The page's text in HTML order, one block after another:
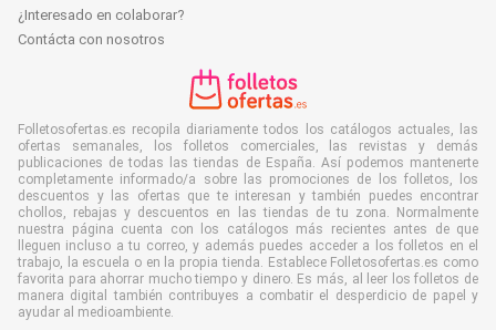
¿Interesado en colaborar?
Contácta con nosotros
Folletosofertas.es recopila diariamente todos los catálogos actuales, las
ofertas semanales, los folletos comerciales, las revistas y demás
publicaciones de todas las tiendas de España. Así podemos mantenerte
completamente informado/a sobre las promociones de los folletos, los
descuentos y las ofertas que te interesan y también puedes encontrar
chollos, rebajas y descuentos en las tiendas de tu zona. Normalmente
nuestra página cuenta con los catálogos más recientes antes de que
lleguen incluso a tu correo, y además puedes acceder a los folletos en el
trabajo, la escuela o en la propia tienda. Establece Folletosofertas.es como
favorita para ahorrar mucho tiempo y dinero. Es más, al leer los folletos de
manera digital también contribuyes a combatir el desperdicio de papel y
ayudar al medioambiente.